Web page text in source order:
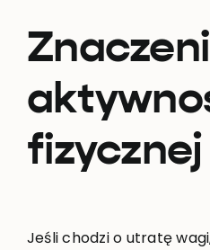
fizycznej
Jeśli chodzi o utratę